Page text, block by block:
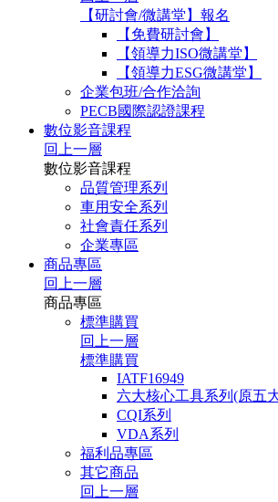
【研討會/微講堂】報名
【免費研討會】
【領導力ISO微講堂】
【領導力ESG微講堂】
企業包班/合作洽詢
PECB國際認證課程
數位影音課程
回上一層
數位影音課程
品質管理系列
車用安全系列
社會責任系列
企業專區
商品專區
回上一層
商品專區
標準購買
回上一層
標準購買
IATF16949
六大核心工具系列(原五
CQI系列
VDA系列
福利品專區
其它商品
回上一層